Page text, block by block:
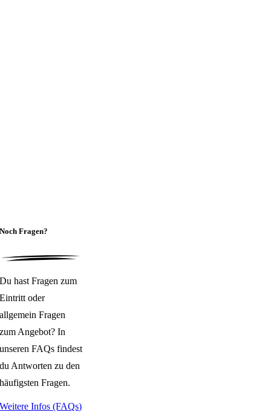
Noch Fragen?
Du hast Fragen zum
Eintritt oder
allgemein Fragen
zum Angebot? In
unseren FAQs findest
du Antworten zu den
häufigsten Fragen.
Weitere Infos (FAQs)